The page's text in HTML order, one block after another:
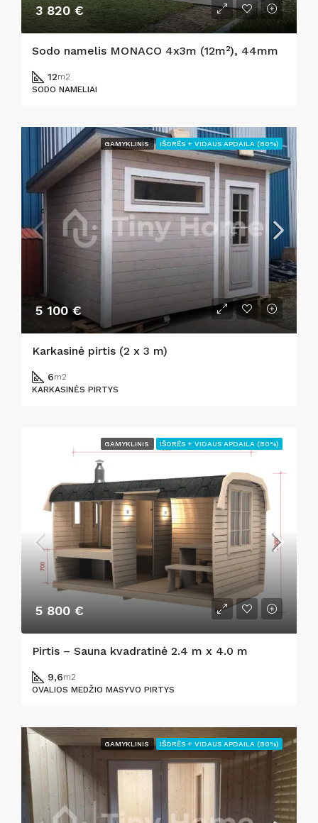
3 820 €
Sodo namelis MONACO 4x3m (12m²), 44mm
12m2
SODO NAMELIAI
GAMYKLINIS IŠORĖS + VIDAUS APDAILA (80%)
5 100 €
Karkasinė pirtis (2 x 3 m)
6m2
KARKASINĖS PIRTYS
GAMYKLINIS IŠORĖS + VIDAUS APDAILA (80%)
5 800 €
Pirtis – Sauna kvadratinė 2.4 m x 4.0 m
9,6m2
OVALIOS MEDŽIO MASYVO PIRTYS
GAMYKLINIS IŠORĖS + VIDAUS APDAILA (80%)